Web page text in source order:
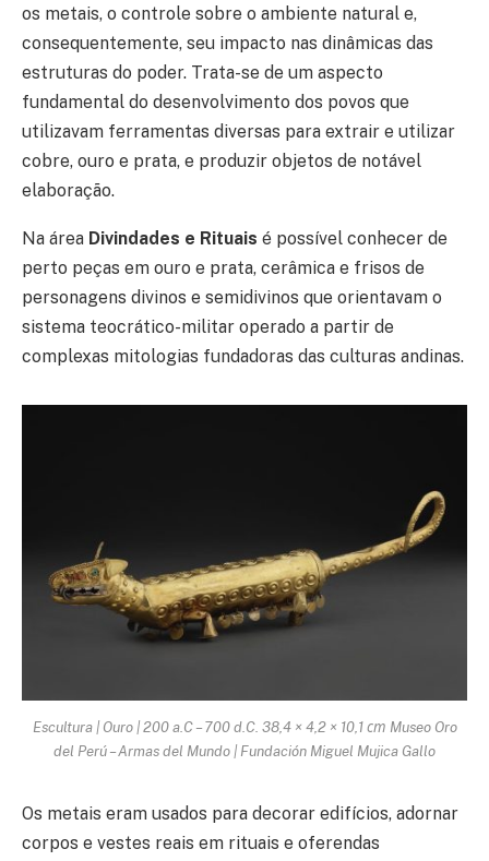
os metais, o controle sobre o ambiente natural e,
consequentemente, seu impacto nas dinâmicas das
estruturas do poder. Trata-se de um aspecto
fundamental do desenvolvimento dos povos que
utilizavam ferramentas diversas para extrair e utilizar
cobre, ouro e prata, e produzir objetos de notável
elaboração.
Na área Divindades e Rituais é possível conhecer de
perto peças em ouro e prata, cerâmica e frisos de
personagens divinos e semidivinos que orientavam o
sistema teocrático-militar operado a partir de
complexas mitologias fundadoras das culturas andinas.
Escultura | Ouro | 200 a.C – 700 d.C. 38,4 × 4,2 × 10,1 ст Museo Oro
del Perú – Armas del Mundo | Fundación Miguel Mujica Gallo
Os metais eram usados para decorar edifícios, adornar
corpos e vestes reais em rituais e oferendas